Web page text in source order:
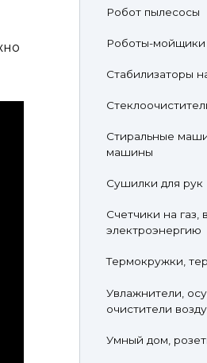
Робот пылесосы
Роботы-мойщики
Стабилизаторы
Стиральные
машины
Сушилки для рук
Счетчики на газ,
электроэнергию
Термокружки,
Увлажнители,
очистители
Умный дом,